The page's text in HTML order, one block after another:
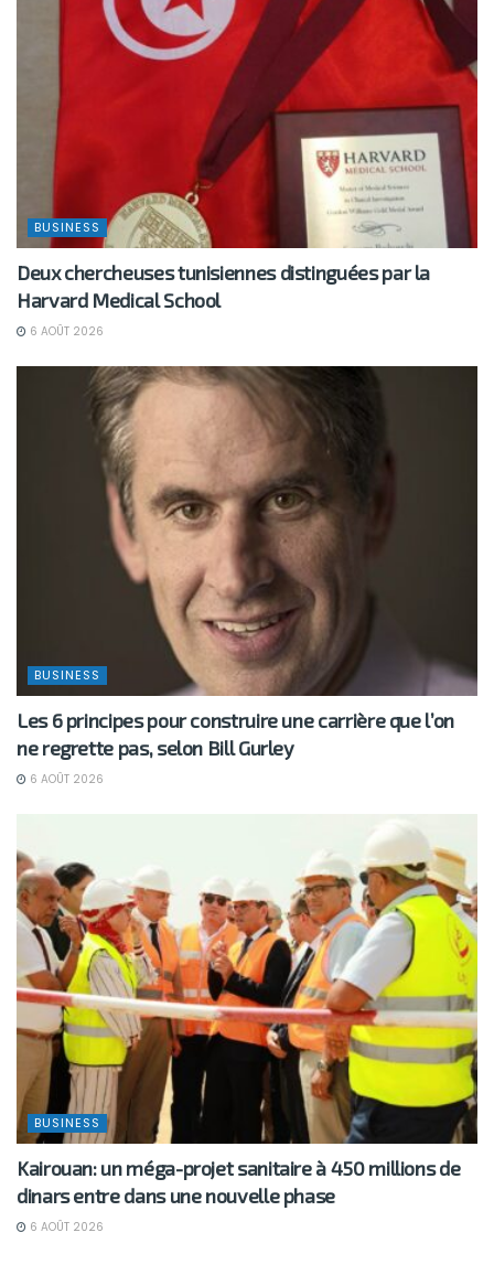
BUSINESS
Deux chercheuses tunisiennes distinguées par la
Harvard Medical School
6 AOÛT 2026
BUSINESS
Les 6 principes pour construire une carrière que l’on
ne regrette pas, selon Bill Gurley
6 AOÛT 2026
BUSINESS
Kairouan: un méga-projet sanitaire à 450 millions de
dinars entre dans une nouvelle phase
6 AOÛT 2026